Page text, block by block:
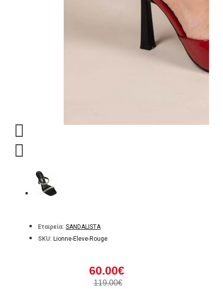
Εταιρεία: SANDALISTA
SKU: Lionne-Eleve-Rouge
60.00€
119.00€